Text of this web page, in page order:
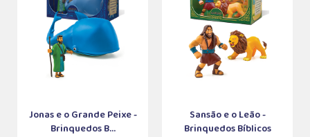
Jonas e o Grande Peixe -
Brinquedos B...
Sansão e o Leão -
Brinquedos Bíblicos